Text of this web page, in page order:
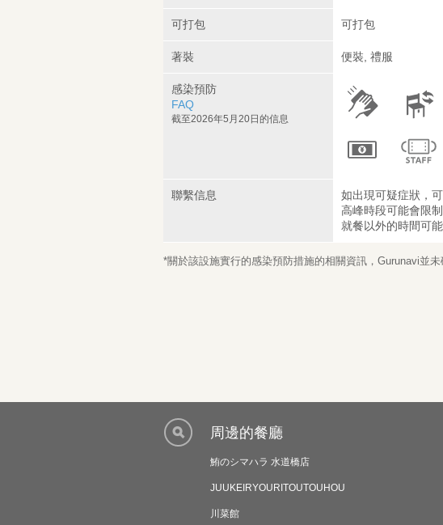
可打包 可打包
著裝 便裝, 禮服
感染預防
FAQ
截至2026年5月20日的信息
聯繫信息
如出現可疑症狀，
高峰時段可能會限制
就餐以外的時間可
*關於該設施實行的感染預防措施的相關資訊，Gurunavi並未
周邊的餐廳
鮪のシマハラ 水道橋店
JUUKEIRYOURITOUTOUHOU
川菜館